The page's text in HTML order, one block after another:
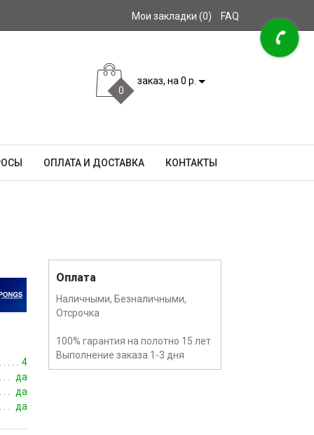
Мои закладки (0) FAQ
0
заказ, на 0 р.
ОПЛАТА И ДОСТАВКА КОНТАКТЫ
4
да
да
да
Оплата
Наличными, Безналичными,
Отсрочка
100% гарантия на полотно 15 лет
Выполнение заказа 1-3 дня